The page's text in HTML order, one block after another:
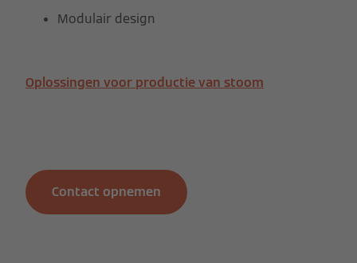
Modulair design
Oplossingen voor productie van stoom
Contact opnemen